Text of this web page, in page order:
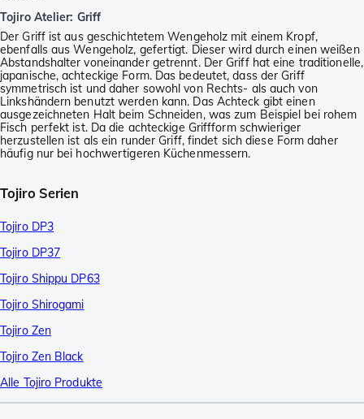
Tojiro Atelier: Griff
Der Griff ist aus geschichtetem Wengeholz mit einem Kropf,
ebenfalls aus Wengeholz, gefertigt. Dieser wird durch einen weißen
Abstandshalter voneinander getrennt. Der Griff hat eine traditionelle,
japanische, achteckige Form. Das bedeutet, dass der Griff
symmetrisch ist und daher sowohl von Rechts- als auch von
Linkshändern benutzt werden kann. Das Achteck gibt einen
ausgezeichneten Halt beim Schneiden, was zum Beispiel bei rohem
Fisch perfekt ist. Da die achteckige Griffform schwieriger
herzustellen ist als ein runder Griff, findet sich diese Form daher
häufig nur bei hochwertigeren Küchenmessern.
Tojiro Serien
Tojiro DP3
Tojiro DP37
Tojiro Shippu DP63
Tojiro Shirogami
Tojiro Zen
Tojiro Zen Black
Alle Tojiro Produkte